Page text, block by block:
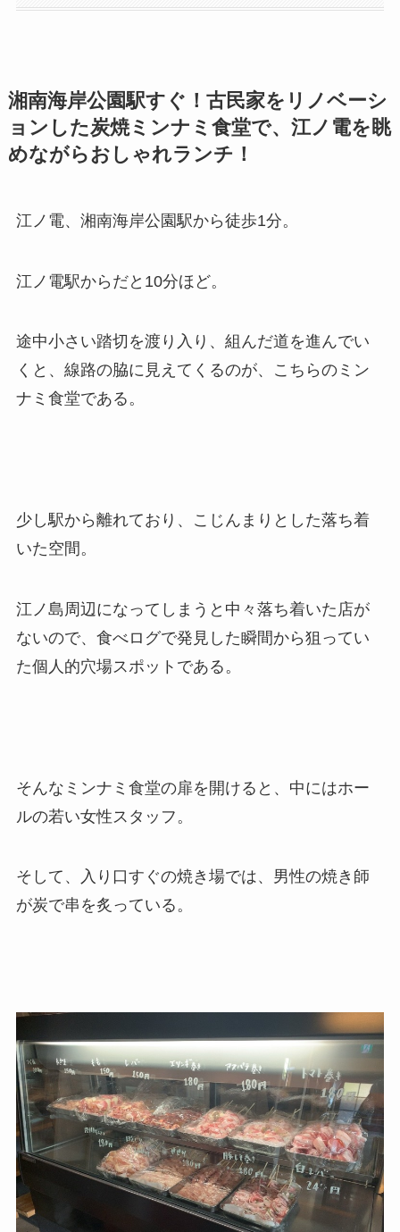
湘南海岸公園駅すぐ！古民家をリノベーシ
ョンした炭焼ミンナミ食堂で、江ノ電を眺
めながらおしゃれランチ！
江ノ電、湘南海岸公園駅から徒歩1分。
江ノ電駅からだと10分ほど。
途中小さい踏切を渡り入り、組んだ道を進んでい
くと、線路の脇に見えてくるのが、こちらのミン
ナミ食堂である。
少し駅から離れており、こじんまりとした落ち着
いた空間。
江ノ島周辺になってしまうと中々落ち着いた店が
ないので、食べログで発見した瞬間から狙ってい
た個人的穴場スポットである。
そんなミンナミ食堂の扉を開けると、中にはホー
ルの若い女性スタッフ。
そして、入り口すぐの焼き場では、男性の焼き師
が炭で串を炙っている。